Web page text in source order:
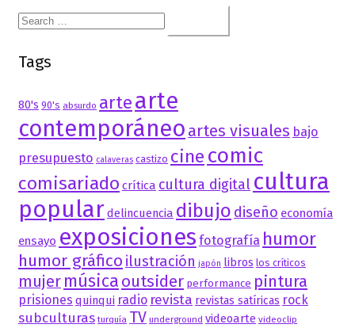
Search
for:
Tags
80's 90's absurdo artearte
contemporáneo artes visuales bajo
presupuesto calaveras castizo cine comic
comisariado crítica cultura digital cultura
populardelincuencia dibujo diseño economía
ensayo exposiciones fotografía humor
humor gráfico ilustración japón libros los críticos
mujer música outsider performance pintura
prisiones quinqui radio revista revistas satíricas rock
subculturas turquía TV underground videoarte videoclip